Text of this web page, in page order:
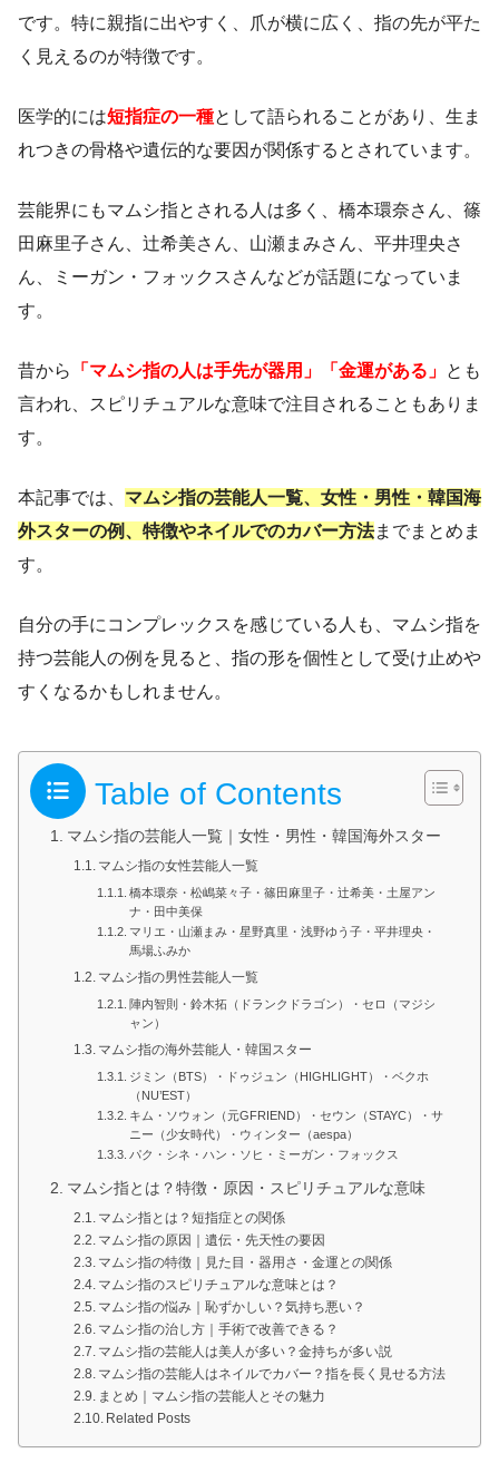
です。特に親指に出やすく、爪が横に広く、指の先が平た
く見えるのが特徴です。
医学的には短指症の一種として語られることがあり、生ま
れつきの骨格や遺伝的な要因が関係するとされています。
芸能界にもマムシ指とされる人は多く、橋本環奈さん、篠
田麻里子さん、辻希美さん、山瀬まみさん、平井理央さ
ん、ミーガン・フォックスさんなどが話題になっていま
す。
昔から 「マムシ指の人は手先が器用」「金運がある」 とも
言われ、スピリチュアルな意味で注目されることもありま
す。
本記事では、 マムシ指の芸能人一覧、女性・男性・韓国海
外スターの例、特徴やネイルでのカバー方法までまとめま
す。
自分の手にコンプレックスを感じている人も、マムシ指を
持つ芸能人の例を見ると、指の形を個性として受け止めや
すくなるかもしれません。
Table of Contents
マムシ指の芸能人一覧｜女性・男性・韓国海外スター
マムシ指の女性芸能人一覧
橋本環奈・松嶋菜々子・篠田麻里子・辻希美・土屋アン
ナ・田中美保
マリエ・山瀬まみ・星野真里・浅野ゆう子・平井理央・
馬場ふみか
マムシ指の男性芸能人一覧
陣内智則・鈴木拓（ドランクドラゴン）・セロ（マジシ
ャン）
マムシ指の海外芸能人・韓国スター
ジミン（BTS）・ドゥジュン（HIGHLIGHT）・ベクホ
（NU’EST）
キム・ソウォン（元GFRIEND）・セウン（STAYC）・サ
ニー（少女時代）・ウィンター（aespa）
パク・シネ・ハン・ソヒ・ミーガン・フォックス
マムシ指とは？特徴・原因・スピリチュアルな意味
マムシ指とは？短指症との関係
マムシ指の原因｜遺伝・先天性の要因
マムシ指の特徴｜見た目・器用さ・金運との関係
マムシ指のスピリチュアルな意味とは？
マムシ指の悩み｜恥ずかしい？気持ち悪い？
マムシ指の治し方｜手術で改善できる？
マムシ指の芸能人は美人が多い？金持ちが多い説
マムシ指の芸能人はネイルでカバー？指を長く見せる方法
まとめ｜マムシ指の芸能人とその魅力
Related Posts